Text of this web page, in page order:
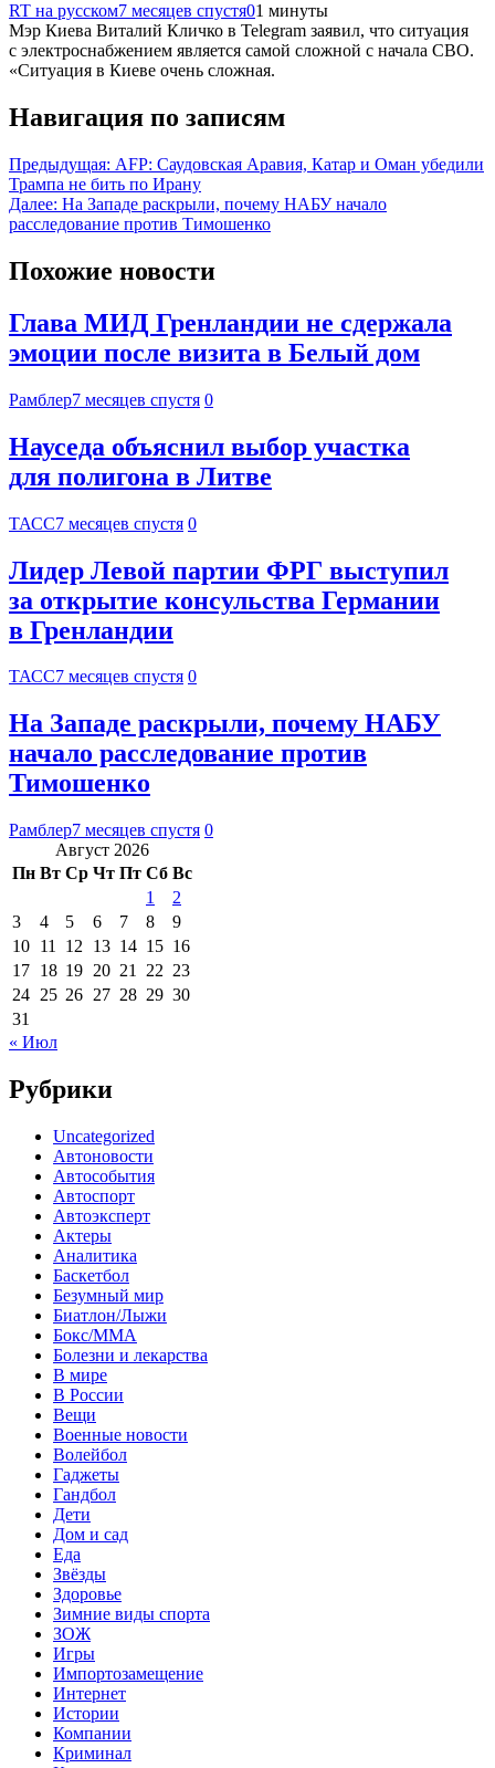
RT на русском7 месяцев спустя01 минуты
Мэр Киева Виталий Кличко в Telegram заявил, что ситуация
с электроснабжением является самой сложной с начала СВО.
«Ситуация в Киеве очень сложная.
Навигация по записям
Предыдущая: AFP: Саудовская Аравия, Катар и Оман убедили
Трампа не бить по Ирану
Далее: На Западе раскрыли, почему НАБУ начало
расследование против Тимошенко
Похожие новости
Глава МИД Гренландии не сдержала
эмоции после визита в Белый дом
Рамблер7 месяцев спустя 0
Науседа объяснил выбор участка
для полигона в Литве
ТАСС7 месяцев спустя 0
Лидер Левой партии ФРГ выступил
за открытие консульства Германии
в Гренландии
ТАСС7 месяцев спустя 0
На Западе раскрыли, почему НАБУ
начало расследование против
Тимошенко
Рамблер7 месяцев спустя 0
Август 2026
Пн Вт Ср Чт Пт Сб Вс
1
2
3
4 5 6 7 8
9
10 11 12 13 14 15 16
17 18 19 20 21 22 23
24 25 26 27 28 29 30
31
« Июл
Рубрики
Uncategorized
Автоновости
Автособытия
Автоспорт
Автоэксперт
Актеры
Аналитика
Баскетбол
Безумный мир
Биатлон/Лыжи
Бокс/MMA
Болезни и лекарства
В мире
В России
Вещи
Военные новости
Волейбол
Гаджеты
Гандбол
Дети
Дом и сад
Еда
Звёзды
Здоровье
Зимние виды спорта
ЗОЖ
Игры
Импортозамещение
Интернет
Истории
Компании
Криминал